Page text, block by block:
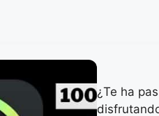
¿Te ha